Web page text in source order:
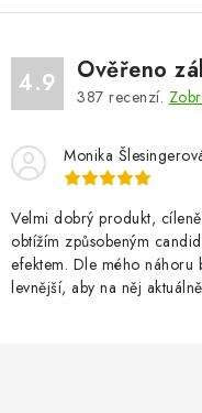
4.9 Ověřeno
387 recenzí.
Monika
Velmi dobrý produkt,
obtížím způsobeným
efektem. Dle mého náhoru
levnější, aby na něj